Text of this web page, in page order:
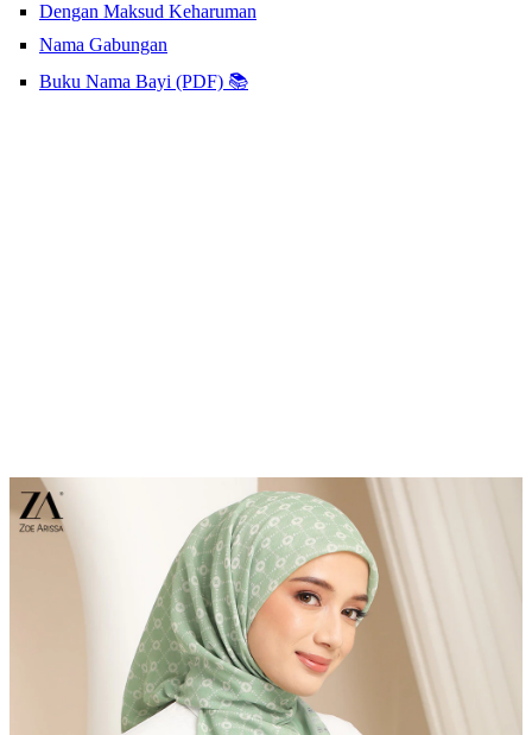
Dengan Maksud Keharuman
Nama Gabungan
Buku Nama Bayi (PDF) 📚